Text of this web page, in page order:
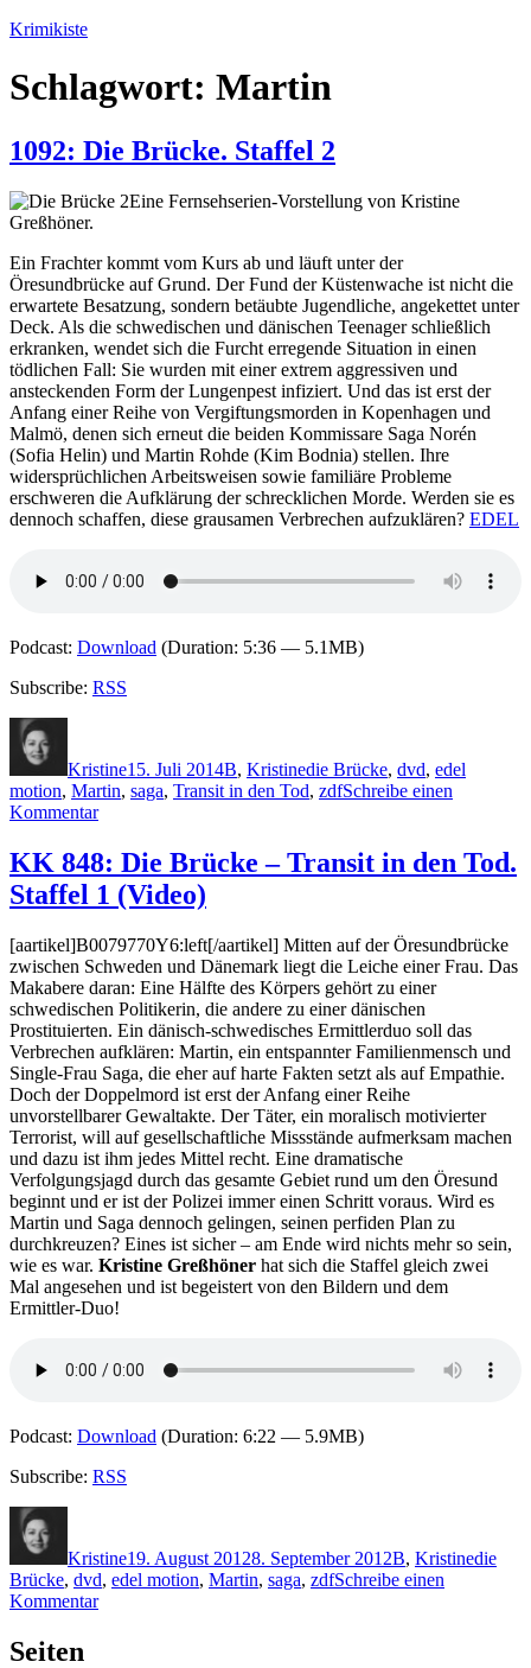
Zum
springen
Krimikiste
Schlagwort: Martin
1092: Die Brücke. Staffel 2
Eine Fernsehserien-Vorstellung von Kristine
Greßhöner.
Ein Frachter kommt vom Kurs ab und läuft unter der
Öresundbrücke auf Grund. Der Fund der Küstenwache ist nicht die
erwartete Besatzung, sondern betäubte Jugendliche, angekettet unter
Deck. Als die schwedischen und dänischen Teenager schließlich
erkranken, wendet sich die Furcht erregende Situation in einen
tödlichen Fall: Sie wurden mit einer extrem aggressiven und
ansteckenden Form der Lungenpest infiziert. Und das ist erst der
Anfang einer Reihe von Vergiftungsmorden in Kopenhagen und
Malmö, denen sich erneut die beiden Kommissare Saga Norén
(Sofia Helin) und Martin Rohde (Kim Bodnia) stellen. Ihre
widersprüchlichen Arbeitsweisen sowie familiäre Probleme
erschweren die Aufklärung der schrecklichen Morde. Werden sie es
dennoch schaffen, diese grausamen Verbrechen aufzuklären? EDEL
Podcast: Download (Duration: 5:36 — 5.1MB)
Subscribe: RSS
Kristine15. Juli 2014B, Kristinedie Brücke, dvd, edel
motion, Martin, saga, Transit in den Tod, zdfSchreibe einen
Kommentarzu
Die
Brücke.
Staffel
KK 848: Die Brücke – Transit in den Tod.
Staffel 1 (Video)
[aartikel]B0079770Y6:left[/aartikel] Mitten auf der Öresundbrücke
zwischen Schweden und Dänemark liegt die Leiche einer Frau. Das
Makabere daran: Eine Hälfte des Körpers gehört zu einer
schwedischen Politikerin, die andere zu einer dänischen
Prostituierten. Ein dänisch-schwedisches Ermittlerduo soll das
Verbrechen aufklären: Martin, ein entspannter Familienmensch und
Single-Frau Saga, die eher auf harte Fakten setzt als auf Empathie.
Doch der Doppelmord ist erst der Anfang einer Reihe
unvorstellbarer Gewaltakte. Der Täter, ein moralisch motivierter
Terrorist, will auf gesellschaftliche Missstände aufmerksam machen
und dazu ist ihm jedes Mittel recht. Eine dramatische
Verfolgungsjagd durch das gesamte Gebiet rund um den Öresund
beginnt und er ist der Polizei immer einen Schritt voraus. Wird es
Martin und Saga dennoch gelingen, seinen perfiden Plan zu
durchkreuzen? Eines ist sicher – am Ende wird nichts mehr so sein,
wie es war. Kristine Greßhöner hat sich die Staffel gleich zwei
Mal angesehen und ist begeistert von den Bildern und dem
Ermittler-Duo!
Podcast: Download (Duration: 6:22 — 5.9MB)
Subscribe: RSS
Kristine19. August 20128. September 2012B, Kristinedie
Brücke, dvd, edel motion, Martin, saga, zdfSchreibe einen
Kommentarzu
Seiten